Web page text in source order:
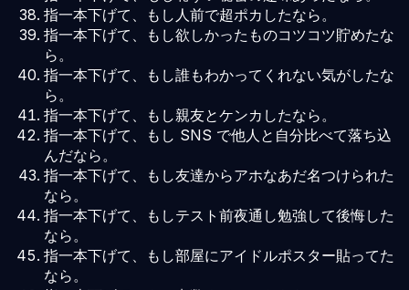
指一本下げて、もし人前で超ポカしたなら。
指一本下げて、もし欲しかったものコツコツ貯めたな
ら。
指一本下げて、もし誰もわかってくれない気がしたな
ら。
指一本下げて、もし親友とケンカしたなら。
指一本下げて、もし SNS で他人と自分比べて落ち込
んだなら。
指一本下げて、もし友達からアホなあだ名つけられた
なら。
指一本下げて、もしテスト前夜通し勉強して後悔した
なら。
指一本下げて、もし部屋にアイドルポスター貼ってた
なら。